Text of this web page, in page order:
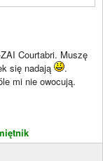
Courtabri. Muszę
się nadają
.
mi nie owocują.